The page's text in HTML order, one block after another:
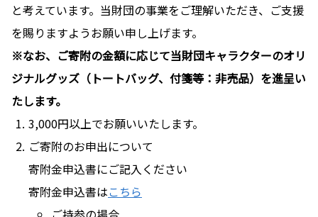
と考えています。当財団の事業をご理解いただき、ご支援
を賜りますようお願い申し上げます。
※なお、ご寄附の金額に応じて当財団キャラクターのオリ
ジナルグッズ（トートバッグ、付箋等：非売品）を進呈い
たします。
3,000円以上でお願いいたします。
ご寄附のお申出について
寄附金申込書にご記入ください
寄附金申込書はこちら